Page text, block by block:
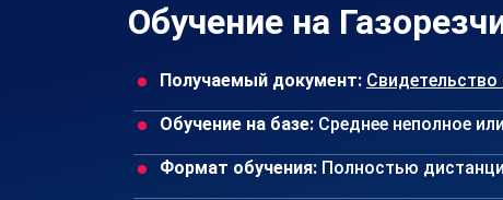
Обучение на
Получаемый документ: Свидетельство
Обучение на базе: Среднее неполное
Формат обучения: Полностью